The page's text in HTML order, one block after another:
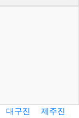
대구진 제주진